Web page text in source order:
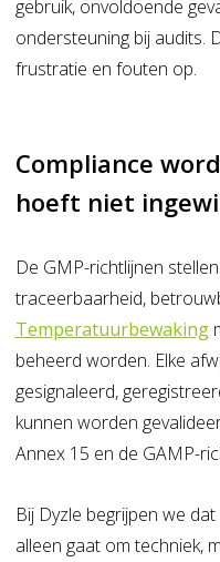
gebruik, onvoldoende
ondersteuning bij audits.
frustratie en fouten op.
Compliance
hoeft niet
De GMP-richtlijnen
traceerbaarheid,
Temperatuurbewaking
beheerd worden. Elke
gesignaleerd,
kunnen worden
Annex 15 en de GAMP-
Bij Dyzle begrijpen we
alleen gaat om techniek,